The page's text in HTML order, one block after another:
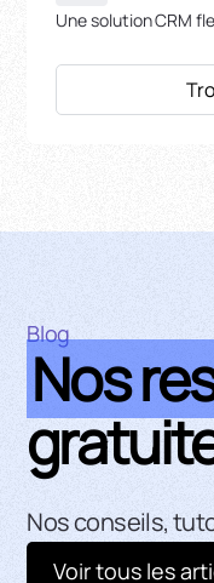
Une solution CRM
Blog
Nos
Nos conseils,
Voir tous les